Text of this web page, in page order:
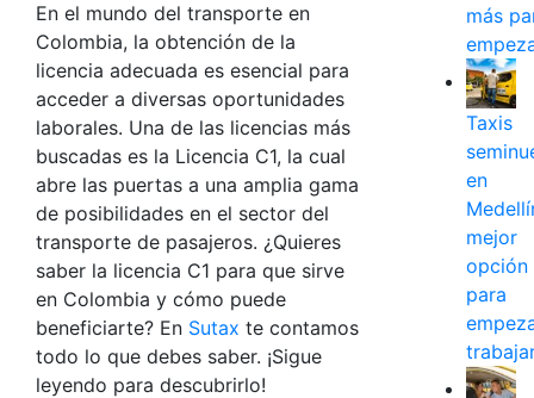
En el mundo del transporte en
Colombia, la obtención de la
licencia adecuada es esencial para
acceder a diversas oportunidades
laborales. Una de las licencias más
buscadas es la Licencia C1, la cual
abre las puertas a una amplia gama
de posibilidades en el sector del
transporte de pasajeros. ¿Quieres
saber la licencia C1 para que sirve
en Colombia y cómo puede
beneficiarte? En Sutax te contamos
todo lo que debes saber. ¡Sigue
leyendo para descubrirlo!
más
Taxis
en
mejor
opción
para